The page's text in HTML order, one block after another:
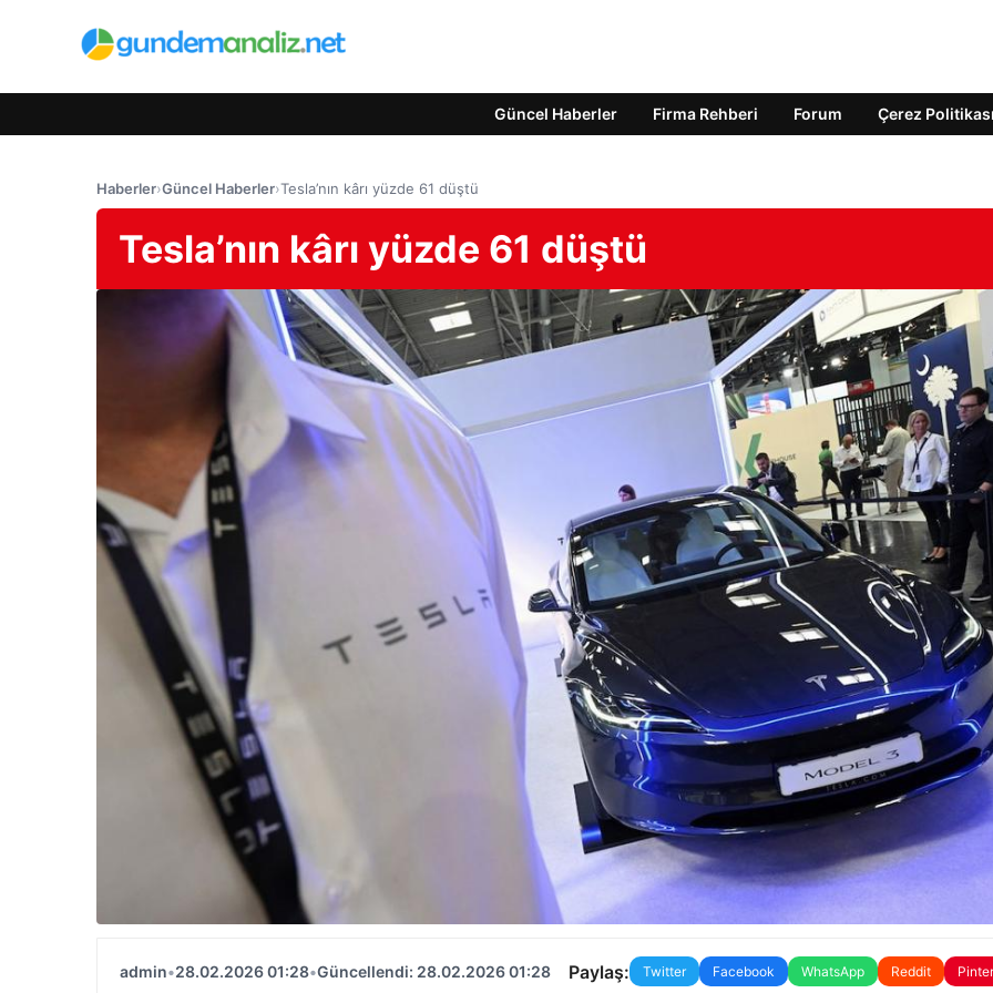
Güncel Haberler Firma Rehberi Forum Çerez Politikası
Haberler›Güncel Haberler›Tesla’nın kârı yüzde 61 düştü
Tesla’nın kârı yüzde 61 düştü
admin•28.02.2026 01:28•Güncellendi: 28.02.2026 01:28 Paylaş: Twitter Facebook WhatsApp Reddit